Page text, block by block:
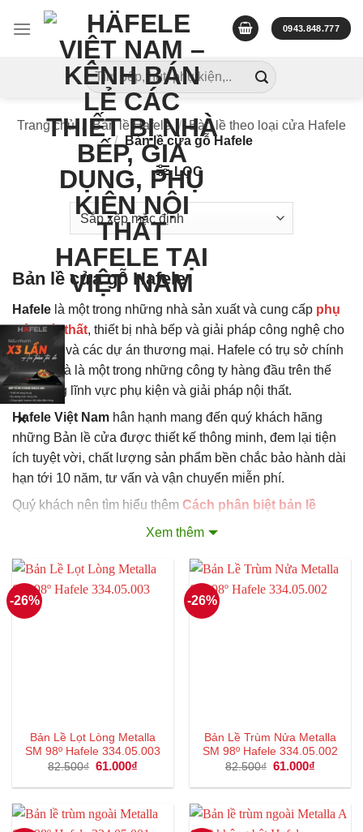
0943.848.777
Tìm
kiếm:
Trang chủ / Bản lề Hafele / Bàn lề theo loại cửa Hafele
/
Bản lề cửa gỗ Hafele
LỌC
Bản lề cửa gỗ Hafele
Hafele là một trong những nhà sản xuất và cung cấp phụ
kiện nội thất, thiết bị nhà bếp và giải pháp công nghệ cho
ngôi nhà và các dự án thương mại. Hafele có trụ sở chính
tại Đức và là một trong những công ty hàng đầu trên thế
giới trong lĩnh vực phụ kiện và giải pháp nội thất.
Hafele Việt Nam hân hạnh mang đến quý khách hãng
những Bản lề cửa được thiết kế thông minh, đem lại tiện
ích tuyệt vời, chất lượng sản phẩm bền chắc bảo hành dài
hạn tới 10 năm, tư vấn và vận chuyển miễn phí.
Quý khách nên tìm hiểu thêm Cách phân biệt bản lề
để tránh mua phải hàng kém chất
hãng Hafele , chúng tôi sẽ giới thiệu đại lý chính hãng gần
nhất hoặc vận chuyển tận nơi theo yêu cầu của quý khách.
Xem thêm
-26%
Bản Lề Lọt Lòng Metalla
SM 98º Hafele 334.05.003
82.500₫ Giá
là:
61.000₫
tại
61.000₫.
-26%
Bản Lề Trùm Nửa Metalla
SM 98º Hafele 334.05.002
82.500₫ Giá
là:
61.000₫
tại
61.000₫.
✕